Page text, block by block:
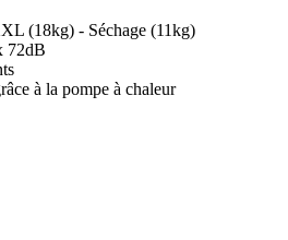
(18kg) - Séchage (11kg)
72dB
à la pompe à chaleur